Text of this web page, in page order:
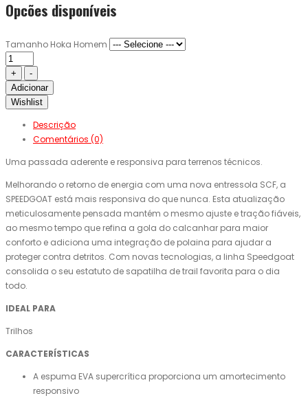
Opcões disponíveis
Tamanho Hoka Homem
Adicionar
Wishlist
Descrição
Comentários (0)
Uma passada aderente e responsiva para terrenos técnicos.
Melhorando o retorno de energia com uma nova entressola SCF, a
SPEEDGOAT está mais responsiva do que nunca. Esta atualização
meticulosamente pensada mantém o mesmo ajuste e tração fiáveis,
ao mesmo tempo que refina a gola do calcanhar para maior
conforto e adiciona uma integração de polaina para ajudar a
proteger contra detritos. Com novas tecnologias, a linha Speedgoat
consolida o seu estatuto de sapatilha de trail favorita para o dia
todo.
IDEAL PARA
Trilhos
CARACTERÍSTICAS
A espuma EVA supercrítica proporciona um amortecimento
responsivo